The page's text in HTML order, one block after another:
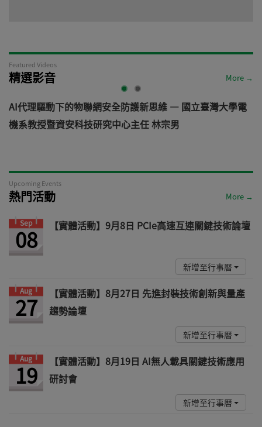
Featured Videos
精選影音 More →
AI代理驅動下的物聯網安全防護新思維 — 國立臺灣大學電
機系教授暨資安科技研究中心主任 林宗男
Upcoming Events
熱門活動 More →
Sep
08 【實體活動】9月8日 PCIe高速互連關鍵技術論壇
新增至行事曆
Aug
27
【實體活動】8月27日 先進封裝技術創新與量產
趨勢論壇
新增至行事曆
Aug
19
【實體活動】8月19日 AI無人載具關鍵技術應用
研討會
新增至行事曆